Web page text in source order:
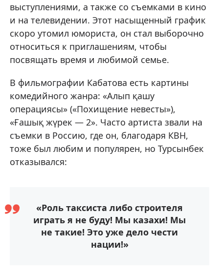
выступлениями, а также со съемками в кино
и на телевидении. Этот насыщенный график
скоро утомил юмориста, он стал выборочно
относиться к приглашениям, чтобы
посвящать время и любимой семье.
В фильмографии Кабатова есть картины
комедийного жанра: «Алып қашу
операциясы» («Похищение невесты»),
«Ғашық жүрек — 2». Часто артиста звали на
съемки в Россию, где он, благодаря КВН,
тоже был любим и популярен, но Турсынбек
отказывался:
«Роль таксиста либо строителя
играть я не буду! Мы казахи! Мы
не такие! Это уже дело чести
нации!»